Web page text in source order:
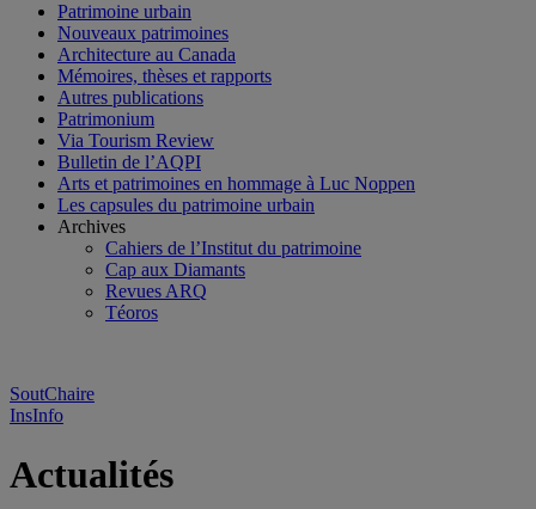
Patrimoine urbain
Nouveaux patrimoines
Architecture au Canada
Mémoires, thèses et rapports
Autres publications
Patrimonium
Via Tourism Review
Bulletin de l’AQPI
Arts et patrimoines en hommage à Luc Noppen
Les capsules du patrimoine urbain
Archives
Cahiers de l’Institut du patrimoine
Cap aux Diamants
Revues ARQ
Téoros
SoutChaire
InsInfo
Actualités